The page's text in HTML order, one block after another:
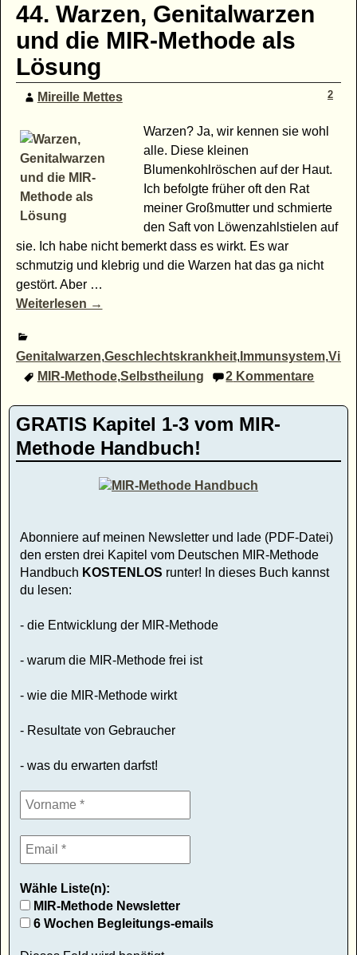
44. Warzen, Genitalwarzen
und die MIR-Methode als
Lösung
Mireille Mettes 2
Warzen? Ja, wir kennen sie wohl
alle. Diese kleinen
Blumenkohlröschen auf der Haut.
Ich befolgte früher oft den Rat
meiner Großmutter und schmierte
den Saft von Löwenzahlstielen auf
sie. Ich habe nicht bemerkt dass es wirkt. Es war
schmutzig und klebrig und die Warzen hat das ga nicht
gestört. Aber …
Weiterlesen →
Genitalwarzen,Geschlechtskrankheit, Immunsystem,
MIR-Methode,Selbstheilung 2 Kommentare
GRATIS Kapitel 1-3 vom MIR-
Methode Handbuch!
Abonniere auf meinen Newsletter und lade (PDF-Datei)
den ersten drei Kapitel vom Deutschen MIR-Methode
Handbuch KOSTENLOS runter! In dieses Buch kannst
du lesen:
- die Entwicklung der MIR-Methode
- warum die MIR-Methode frei ist
- wie die MIR-Methode wirkt
- Resultate von Gebraucher
- was du erwarten darfst!
Wähle Liste(n):
MIR-Methode Newsletter
6 Wochen Begleitungs-emails